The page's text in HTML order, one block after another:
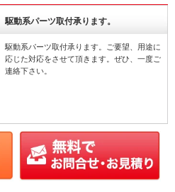
駆動系パーツ取付承ります。
駆動系パーツ取付承ります。ご要望、用途に
応じた対応をさせて頂きます。ぜひ、一度ご
連絡下さい。